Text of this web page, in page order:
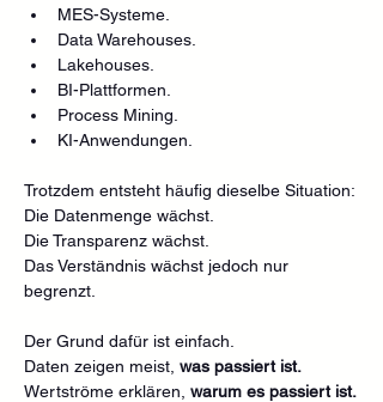
MES-Systeme.
Data Warehouses.
Lakehouses.
BI-Plattformen.
Process Mining.
KI-Anwendungen.
Trotzdem entsteht häufig dieselbe Situation:
Die Datenmenge wächst.
Die Transparenz wächst.
Das Verständnis wächst jedoch nur
begrenzt.
Der Grund dafür ist einfach.
Daten zeigen meist, was passiert ist.
Wertströme erklären, warum es passiert ist.